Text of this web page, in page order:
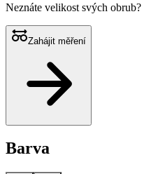
Neznáte velikost svých obrub?
Zahájit měření
Barva